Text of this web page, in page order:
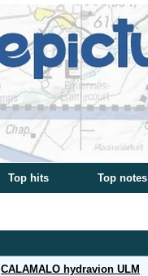
Top hits Top notes
CALAMALO hydravion ULM